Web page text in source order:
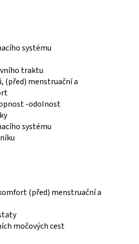
systému
traktu
(před) menstruační a
-odolnost
systému
(před) menstruační a
močových cest